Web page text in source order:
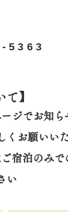
5363
】​
ジでお知
くお願いい
宿泊のみで
い